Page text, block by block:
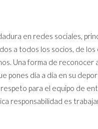
en redes sociales,
a todos los socios, de
Una forma de reconocer
pones día a día en su
para el equipo de
responsabilidad es